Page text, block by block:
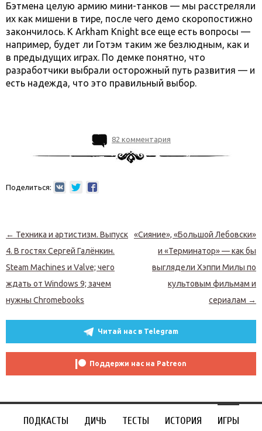
Бэтмена целую армию мини-танков — мы расстреляли
их как мишени в тире, после чего демо скоропостижно
закончилось. К Arkham Knight все еще есть вопросы —
например, будет ли Готэм таким же безлюдным, как и
в предыдущих играх. По демке понятно, что
разработчики выбрали осторожный путь развития — и
есть надежда, что это правильный выбор.
82 комментария
Поделиться:
Навигация по записям
← Техника и артистизм. Выпуск
4. В гостях Сергей Галёнкин.
Steam Machines и Valve; чего
ждать от Windows 9; зачем
нужны Chromebooks
«Сияние», «Большой Лебовски»
и «Терминатор» — как бы
выглядели Хэппи Милы по
культовым фильмам и
сериалам →
Читай нас в Telegram
Поддержи нас на Patreon
ПОДКАСТЫ ДИЧЬ ТЕСТЫ ИСТОРИЯ ИГРЫ